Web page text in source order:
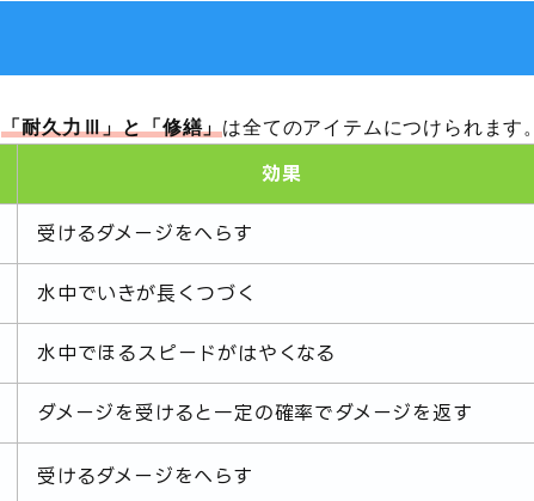
「耐久力Ⅲ」と「修繕」 は全てのアイテムにつけられます。
効果
受けるダメージをへらす
水中でいきが長くつづく
水中でほるスピードがはやくなる
ダメージを受けると一定の確率でダメージを返す
受けるダメージをへらす